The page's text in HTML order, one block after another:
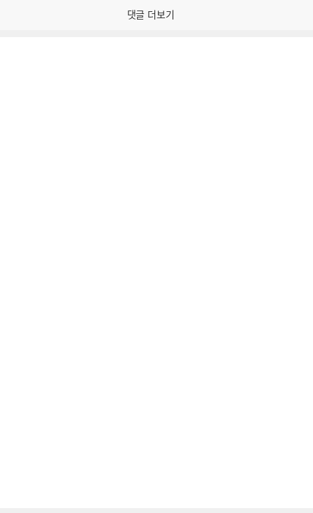
댓글 더보기